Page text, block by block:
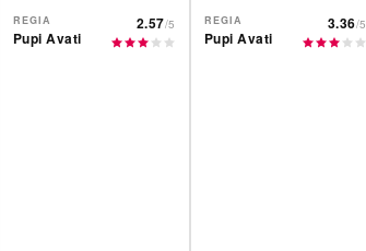
REGIA
Pupi Avati
2.57/5 REGIA
Pupi Avati
3.36/5